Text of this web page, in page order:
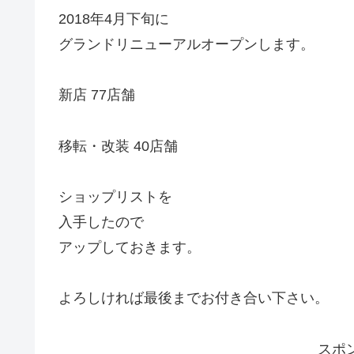
2018年4月下旬に
グランドリニューアルオープンします。
新店 77店舗
移転・改装 40店舗
ショップリストを
入手したので
アップしておきます。
よろしければ最後までお付き合い下さい。
スポ